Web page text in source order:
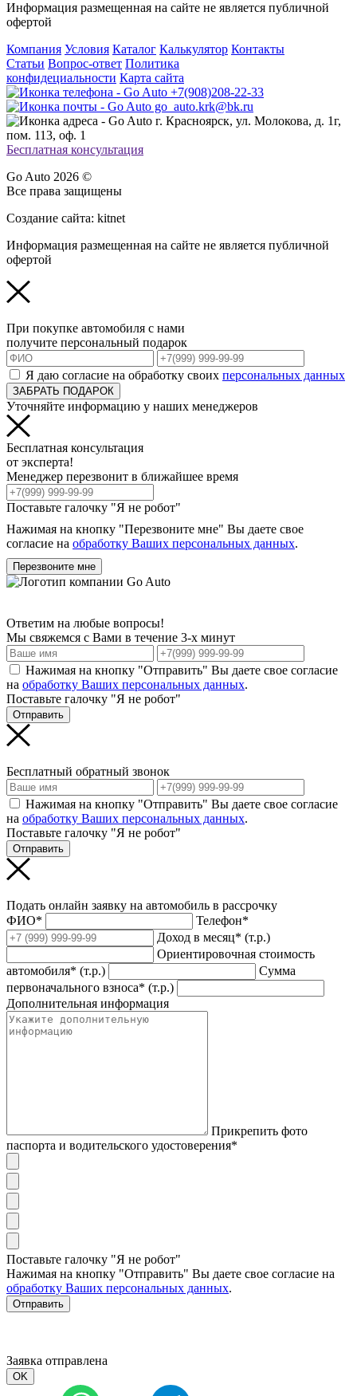
Информация размещенная на сайте не является публичной
офертой
Компания Условия Каталог Калькулятор Контакты
Статьи Вопрос-ответ Политика
конфидециальности Карта сайта
+7(908)208-22-33
go_auto.krk@bk.ru
г. Красноярск, ул. Молокова, д. 1г,
пом. 113, оф. 1
Бесплатная консультация
Go Auto 2026 ©
Все права защищены
Создание сайта: kitnet
Информация размещенная на сайте не является публичной
офертой
При покупке автомобиля с нами
получите персональный подарок
Я даю согласие на обработку своих персональных данных
ЗАБРАТЬ ПОДАРОК
Уточняйте информацию у наших менеджеров
Бесплатная консультация
от эксперта!
Менеджер перезвонит в ближайшее время
Поставьте галочку "Я не робот"
Нажимая на кнопку "Перезвоните мне" Вы даете свое
согласие на обработку Ваших персональных данных.
Перезвоните мне
Ответим на любые вопросы!
Мы свяжемся с Вами в течение 3-х минут
Нажимая на кнопку "Отправить" Вы даете свое согласие
на обработку Ваших персональных данных.
Поставьте галочку "Я не робот"
Отправить
Бесплатный обратный звонок
Нажимая на кнопку "Отправить" Вы даете свое согласие
на обработку Ваших персональных данных.
Поставьте галочку "Я не робот"
Отправить
Подать онлайн заявку на автомобиль в рассрочку
ФИО*
Телефон*
Доход в месяц* (т.р.)
Ориентировочная стоимость
автомобиля* (т.р.)
Сумма
первоначального взноса* (т.р.)
Дополнительная информация
Прикрепить фото
паспорта и водительского удостоверения*
Поставьте галочку "Я не робот"
Нажимая на кнопку "Отправить" Вы даете свое согласие на
обработку Ваших персональных данных.
Отправить
Заявка отправлена
OK